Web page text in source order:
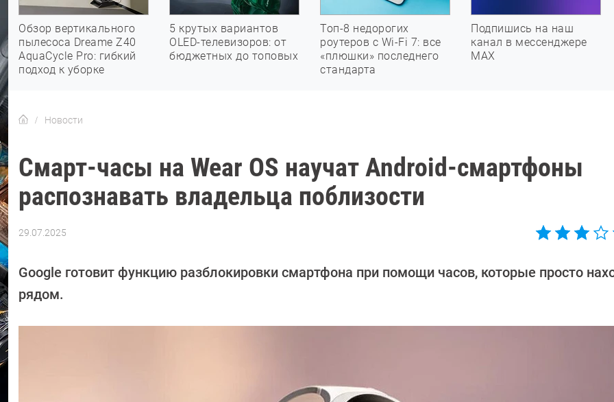
Обзор вертикального
пылесоса Dreame Z40
AquaCycle Pro: гибкий
подход к уборке
5 крутых вариантов
OLED-телевизоров: от
бюджетных до топовых
Топ-8 недорогих
роутеров с Wi-Fi 7: все
«плюшки» последнего
стандарта
Подпишись на наш
канал в мессенджере
МАХ
Новости
Смарт-часы на Wear OS научат Android-смартфоны
распознавать владельца поблизости
29.07.2025
Довлатова
Google готовит функцию разблокировки смартфона при помощи часов, которые просто
рядом.